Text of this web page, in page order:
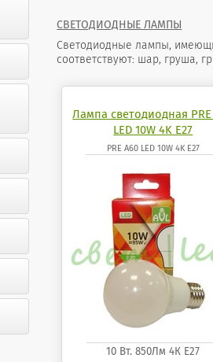
СВЕТОДИОДНЫЕ ЛАМПЫ
Светодиодные лампы,
соответствуют: шар, груша,
Лампа светодиодная PRE
LED 10W 4K E27
PRE A60 LED 10W 4K E27
10 Вт. 850Лм 4К Е27